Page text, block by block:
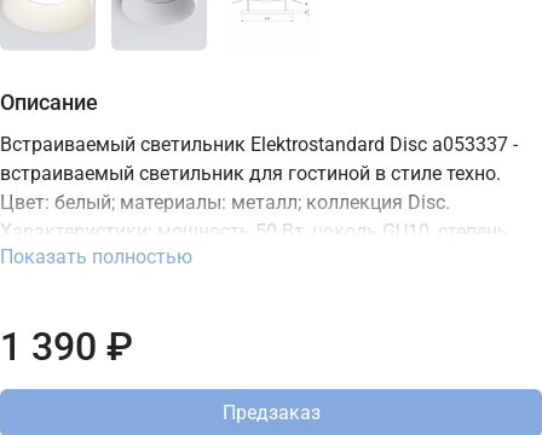
Описание
Встраиваемый светильник Elektrostandard Disc a053337 -
встраиваемый светильник для гостиной в стиле техно.
Цвет: белый; материалы: металл; коллекция Disc.
Характеристики: мощность 50 Вт, цоколь GU10, степень
защиты IP20. Подходит для монтажа на потолок. В
Москве, Санкт-Петербургу и России и актуальной ценой на
Показать полностью
1 390 ₽
Предзаказ